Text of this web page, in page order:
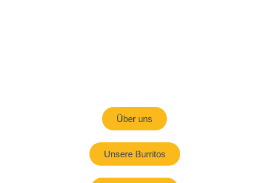
Über uns
Unsere Burritos